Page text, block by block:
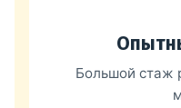
Большой стаж